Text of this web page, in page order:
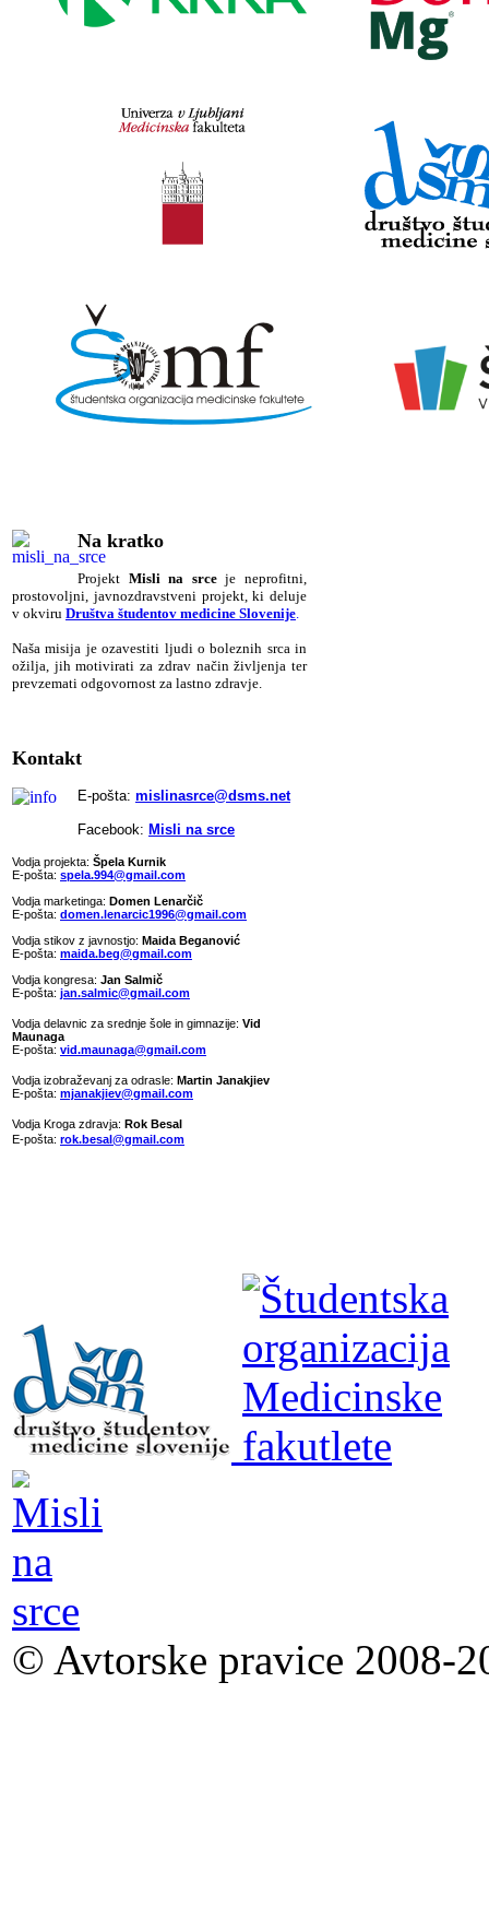
Na kratko
Projekt Misli na srceje neprofitni,
prostovoljni, javnozdravstveni projekt, ki deluje
v okviru Društva študentov medicine Slovenije.
Naša misija je ozavestiti ljudi o boleznih srca in
ožilja, jih motivirati za zdrav način življenja ter
prevzemati odgovornost za lastno zdravje.
Kontakt
E-pošta: mislinasrce@dsms.net
Facebook: Misli na srce
Vodja projekta: Špela Kurnik
E-pošta: spela.994@gmail.com
Vodja marketinga: Domen Lenarčič
E-pošta: domen.lenarcic1996@gmail.com
Vodja stikov z javnostjo: Maida Beganović
E-pošta: maida.beg@gmail.com
Vodja kongresa: Jan Salmič
E-pošta: jan.salmic@gmail.com
Vodja delavnic za srednje šole in gimnazije: Vid
Maunaga
E-pošta: vid.maunaga@gmail.com
Vodja izobraževanj za odrasle: Martin Janakjiev
E-pošta: mjanakjiev@gmail.com
Vodja Kroga zdravja: Rok Besal
E-pošta: rok.besal@gmail.com
© Avtorske pravice 2008-